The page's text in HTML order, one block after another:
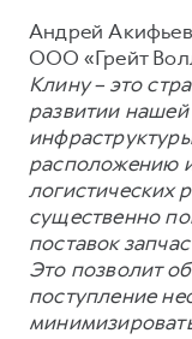
Коллекция
Коллекция
Андрей
ООО «Грейт
Клину – это
развитии
расположению
логистических
существенно
поставок
Это позволит
поступление